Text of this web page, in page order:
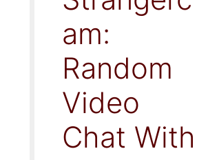
am:
Random
Video
Chat With